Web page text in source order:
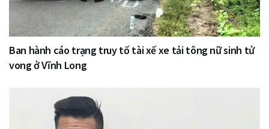
Ban hành cáo trạng truy tố tài xế xe tải tông nữ sinh tử
vong ở Vĩnh Long